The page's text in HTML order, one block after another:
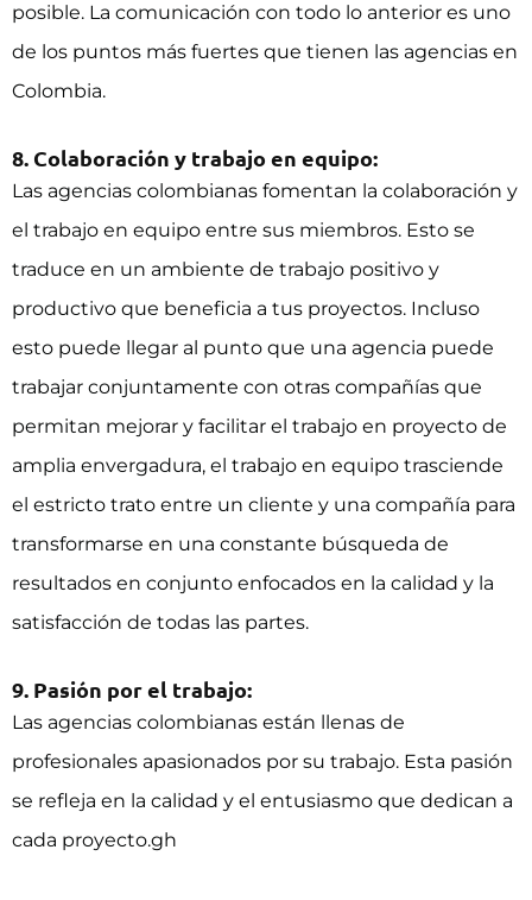
posible. La comunicación con todo lo anterior es uno
de los puntos más fuertes que tienen las agencias en
Colombia.
8. Colaboración y trabajo en equipo:
Las agencias colombianas fomentan la colaboración y
el trabajo en equipo entre sus miembros. Esto se
traduce en un ambiente de trabajo positivo y
productivo que beneficia a tus proyectos. Incluso
esto puede llegar al punto que una agencia puede
trabajar conjuntamente con otras compañías que
permitan mejorar y facilitar el trabajo en proyecto de
amplia envergadura, el trabajo en equipo trasciende
el estricto trato entre un cliente y una compañía para
transformarse en una constante búsqueda de
resultados en conjunto enfocados en la calidad y la
satisfacción de todas las partes.
9. Pasión por el trabajo:
Las agencias colombianas están llenas de
profesionales apasionados por su trabajo. Esta pasión
se refleja en la calidad y el entusiasmo que dedican a
cada proyecto.gh